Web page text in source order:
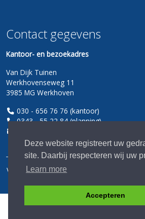
Deze website registreert uw
site. Daarbij respecteren wij uw
Learn more
Accepteren
Contact gegevens
Kantoor- en bezoekadres
Van Dijk Tuinen
Werkhovenseweg 11
3985 MG Werkhoven
030 - 656 76 76 (kantoor)
0343 - 55 22 84 (planning)
Van Dijk Tuinen | Werkhovenseweg 11 |